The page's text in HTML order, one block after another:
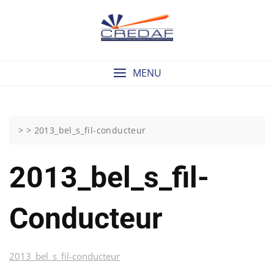
MENU
> > 2013_bel_s_fil-conducteur
2013_bel_s_fil-
Conducteur
2013_bel_s_fil-conducteur